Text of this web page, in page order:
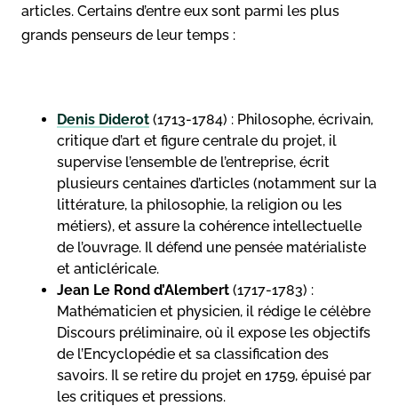
articles. Certains d’entre eux sont parmi les plus
grands penseurs de leur temps :
Denis Diderot (1713-1784) : Philosophe, écrivain,
critique d’art et figure centrale du projet, il
supervise l’ensemble de l’entreprise, écrit
plusieurs centaines d’articles (notamment sur la
littérature, la philosophie, la religion ou les
métiers), et assure la cohérence intellectuelle
de l’ouvrage. Il défend une pensée matérialiste
et anticléricale.
Jean Le Rond d’Alembert (1717-1783) :
Mathématicien et physicien, il rédige le célèbre
Discours préliminaire, où il expose les objectifs
de l’Encyclopédie et sa classification des
savoirs. Il se retire du projet en 1759, épuisé par
les critiques et pressions.